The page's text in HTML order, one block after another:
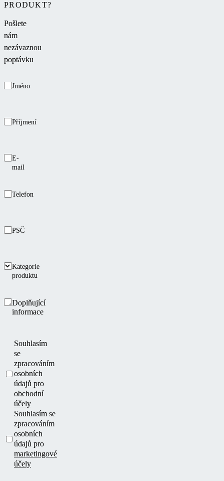
PRODUKT?
Pošlete
nám
nezávaznou
poptávku
Jméno
Příjmení
E-
mail
Telefon
PSČ
Kategorie
produktu
Doplňující
informace
Souhlasím
se
zpracováním
osobních
údajů pro
obchodní
účely
Souhlasím se
zpracováním
osobních
údajů pro
marketingové
účely